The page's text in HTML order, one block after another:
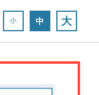
小 中 大